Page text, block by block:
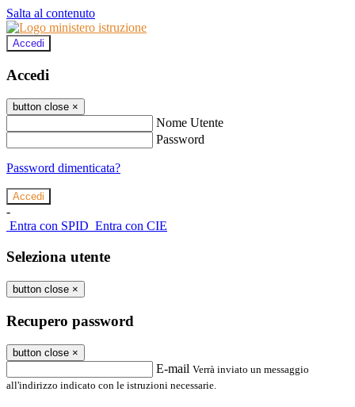
Salta al contenuto
Accedi
Accedi
button close ×
Nome Utente
Password
Password dimenticata?
-
Entra con SPID Entra con CIE
Seleziona utente
button close ×
Recupero password
button close ×
E-mail Verrà inviato un messaggio
all'indirizzo indicato con le istruzioni necessarie.